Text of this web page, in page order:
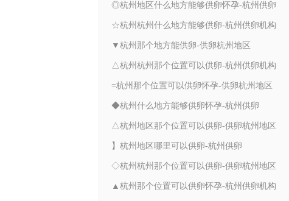
◎杭州地区什么地方能够供卵怀孕-杭州供卵
☆杭州杭州什么地方能够供卵-杭州供卵机构
▼杭州那个地方能供卵-供卵杭州地区
△杭州杭州那个位置可以供卵-杭州供卵机构
=杭州那个位置可以供卵怀孕-供卵杭州地区
◆杭州什么地方能够供卵怀孕-杭州供卵
△杭州地区那个位置可以供卵-供卵杭州地区
】杭州地区哪里可以供卵-杭州供卵
◇杭州杭州那个位置可以供卵-供卵杭州地区
▲杭州那个位置可以供卵怀孕-杭州供卵机构